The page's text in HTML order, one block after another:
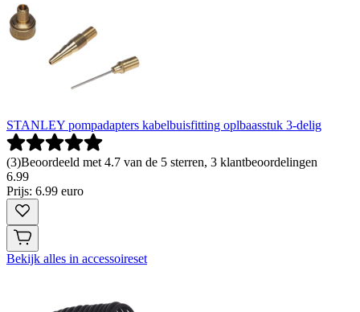
STANLEY pompadapters kabelbuisfitting oplbaasstuk 3-delig
(3)Beoordeeld met 4.7 van de 5 sterren, 3 klantbeoordelingen
6.99
Prijs: 6.99 euro
Bekijk alles in accessoireset